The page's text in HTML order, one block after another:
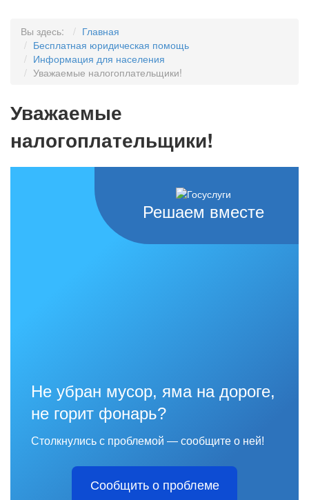
Вы здесь:
Главная
Бесплатная юридическая помощь
Информация для населения
Уважаемые налогоплательщики!
Уважаемые
налогоплательщики!
Решаем вместе
Не убран мусор, яма на дороге,
не горит фонарь?
Столкнулись с проблемой — сообщите о ней!
Сообщить о проблеме